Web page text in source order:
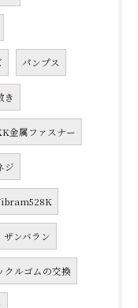
パンプス
き
金属ファスナー
ジ
ザンバラン
クルゴムの交換